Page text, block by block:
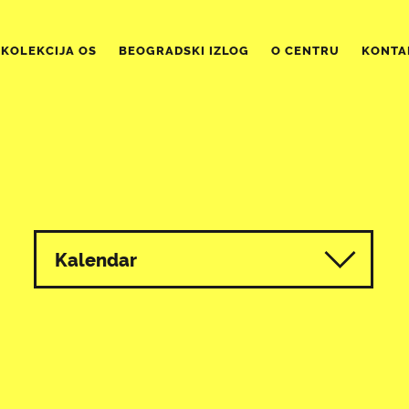
KOLEKCIJA OS BEOGRADSKI IZLOG O CENTRU
Kalendar